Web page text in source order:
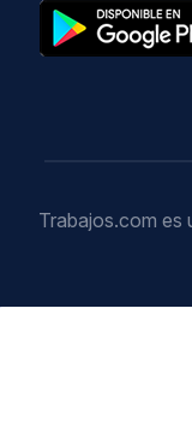
Trabajos.com es